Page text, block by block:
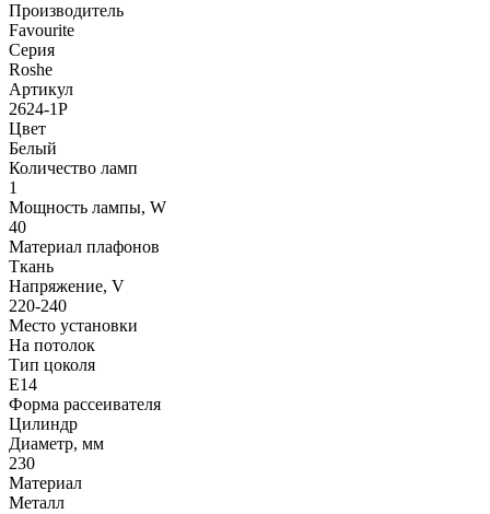
Производитель
Favourite
Серия
Roshe
Артикул
2624-1P
Цвет
Белый
Количество ламп
1
Мощность лампы, W
40
Материал плафонов
Ткань
Напряжение, V
220-240
Место установки
На потолок
Тип цоколя
E14
Форма рассеивателя
Цилиндр
Диаметр, мм
230
Материал
Металл